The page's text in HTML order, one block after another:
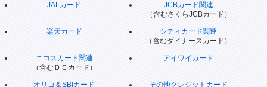
JALカード
JCBカード関連
（含むさくらJCBカード）
楽天カード
シティカード関連
（含むダイナースカード）
ニコスカード関連
（含むＤＣカード）
アイワイカード
オリコ＆SBIカード その他クレジットカード